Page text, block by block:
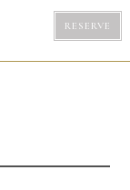
RESERVE